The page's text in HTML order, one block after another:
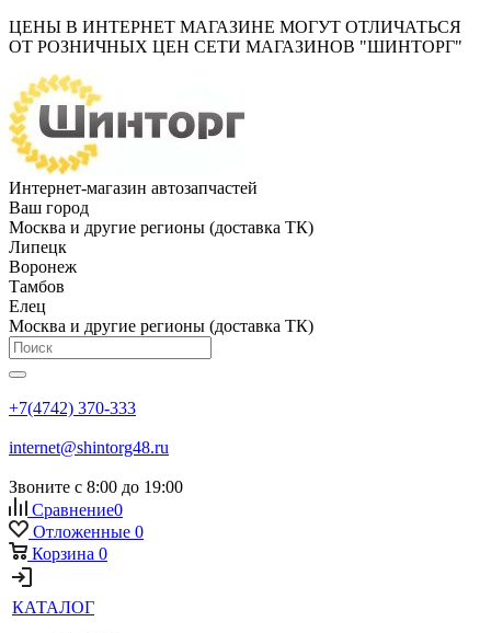
ЦЕНЫ В ИНТЕРНЕТ МАГАЗИНЕ МОГУТ ОТЛИЧАТЬСЯ
ОТ РОЗНИЧНЫХ ЦЕН СЕТИ МАГАЗИНОВ "ШИНТОРГ"
Интернет-магазин автозапчастей
Ваш город
Москва и другие регионы (доставка ТК)
Липецк
Воронеж
Тамбов
Елец
Москва и другие регионы (доставка ТК)
+7(4742) 370-333
internet@shintorg48.ru
Звоните с 8:00 до 19:00
Сравнение0
Отложенные 0
Корзина 0
КАТАЛОГ